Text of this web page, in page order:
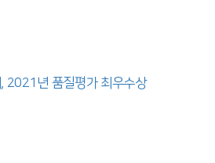
2021년 품질평가 최우수상